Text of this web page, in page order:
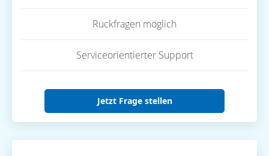
Rückfragen möglich
Serviceorientierter Support
Jetzt Frage stellen